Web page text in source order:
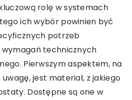
rolę w systemach
ich wybór powinien być
potrzeb
technicznych
Pierwszym aspektem, na
jest materiał, z jakiego
Dostępne są one w